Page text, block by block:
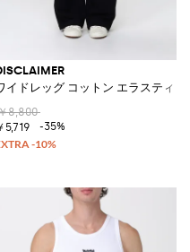
ト コットンTシャツ
イドレッグ コットン エラスティ
8,800
5,719
-35%